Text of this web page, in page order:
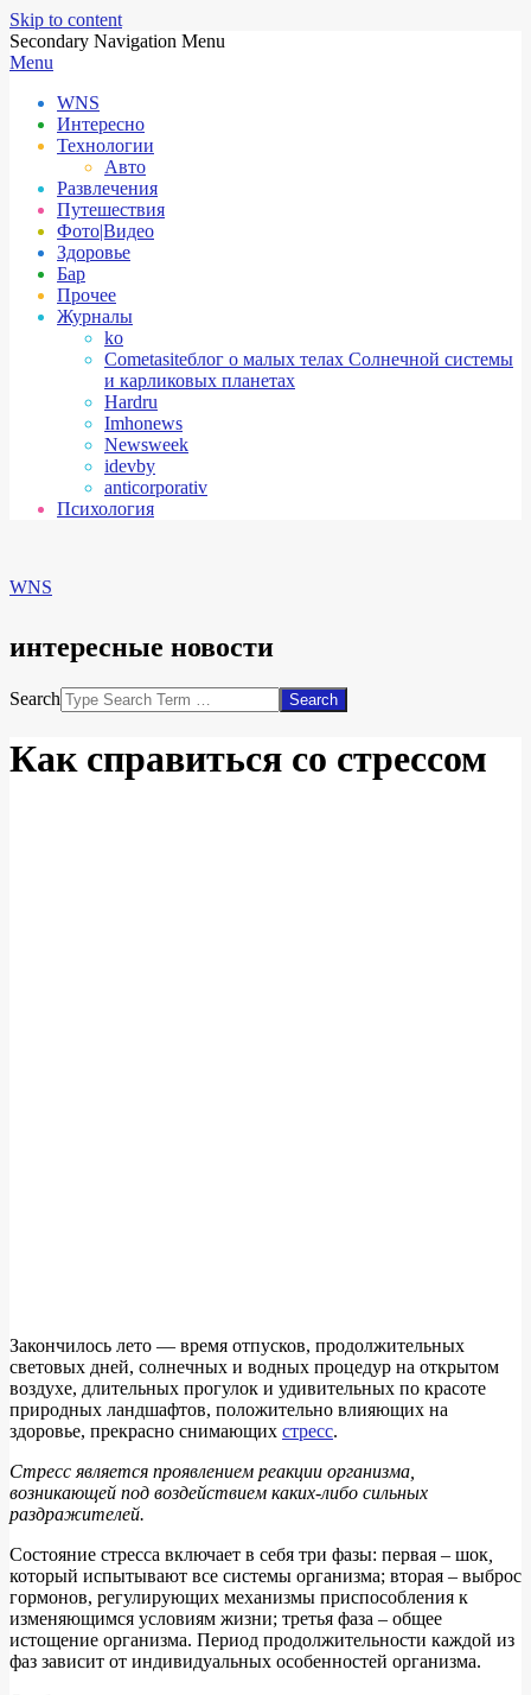
Skip to content
Secondary Navigation Menu
Menu
WNS
Интересно
Технологии
Авто
Развлечения
Путешествия
Фото|Видео
Здоровье
Бар
Прочее
Журналы
ko
Cometasiteблог о малых телах Солнечной системы
и карликовых планетах
Hardru
Imhonews
Newsweek
idevby
anticorporativ
Психология
WNS
интересные новости
Search
Как справиться со стрессом
Закончилось лето — время отпусков, продолжительных
световых дней, солнечных и водных процедур на открытом
воздухе, длительных прогулок и удивительных по красоте
природных ландшафтов, положительно влияющих на
здоровье, прекрасно снимающих стресс.
Стресс является проявлением реакции организма,
возникающей под воздействием каких-либо сильных
раздражителей.
Состояние стресса включает в себя три фазы: первая – шок
который испытывают все системы организма; вторая – выброс
гормонов, регулирующих механизмы приспособления к
изменяющимся условиям жизни; третья фаза – общее
истощение организма. Период продолжительности каждой из
фаз зависит от индивидуальных особенностей организма.